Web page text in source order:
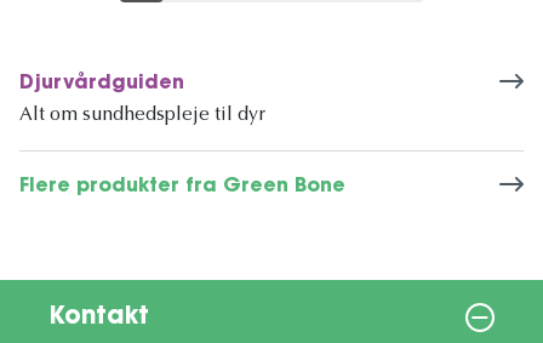
Djurvårdguiden
Alt om sundhedspleje til dyr
Flere produkter fra Green Bone
Kontakt